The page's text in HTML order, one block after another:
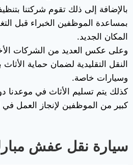
بالإضافة إلى ذلك تقوم شركتنا
بمساعدة الموظفين الخبراء قبل
المكان الجديد.
وعلى عكس العديد من الشركات
النقل التقليدية لضمان حماية
وسيارات خاصة.
كذلك يتم تسليم الأثاث في موعدنا
كبير من الموظفين لإنجاز العمل
سيارة نقل عفش